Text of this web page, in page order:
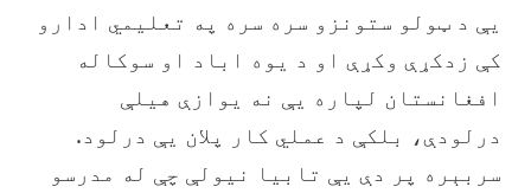
یې د ټولو ستونزو سره سره په تعلیمي ادارو
کې زدکړې وکړې او د یوه اباد او سوکاله
افغانستان لپاره یې نه یوازې هیلې
درلودې، بلکې د عملي کار پلان یې درلود.
سربېره پر دې یې تابیا نیولې چې له مدرسو